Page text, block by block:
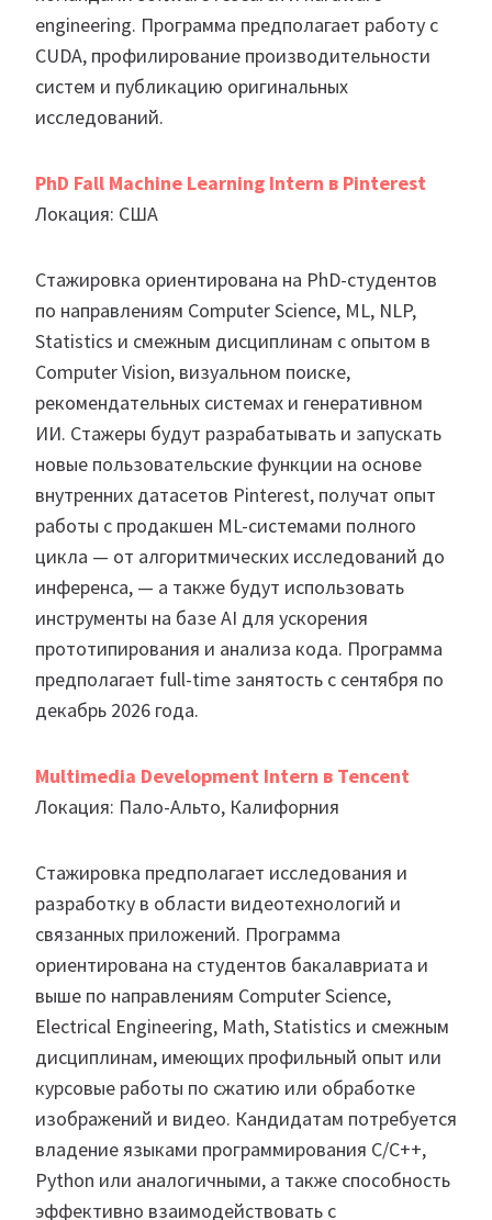
engineering. Программа предполагает работу с
CUDA, профилирование производительности
систем и публикацию оригинальных
исследований.
PhD Fall Machine Learning Intern в Pinterest
Локация: США
Стажировка ориентирована на PhD-студентов
по направлениям Computer Science, ML, NLP,
Statistics и смежным дисциплинам с опытом в
Computer Vision, визуальном поиске,
рекомендательных системах и генеративном
ИИ. Стажеры будут разрабатывать и запускать
новые пользовательские функции на основе
внутренних датасетов Pinterest, получат опыт
работы с продакшен ML-системами полного
цикла — от алгоритмических исследований до
инференса, — а также будут использовать
инструменты на базе AI для ускорения
прототипирования и анализа кода. Программа
предполагает full-time занятость с сентября по
декабрь 2026 года.
Multimedia Development Intern в Tencent
Локация: Пало-Альто, Калифорния
Стажировка предполагает исследования и
разработку в области видеотехнологий и
связанных приложений. Программа
ориентирована на студентов бакалавриата и
выше по направлениям Computer Science,
Electrical Engineering, Math, Statistics и смежным
дисциплинам, имеющих профильный опыт или
курсовые работы по сжатию или обработке
изображений и видео. Кандидатам потребуется
владение языками программирования C/C++,
Python или аналогичными, а также способность
эффективно взаимодействовать с